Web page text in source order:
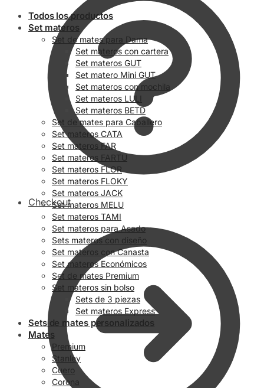
Checkout
Todos los productos
Set materos
Set de mates para Dama
Set materos con cartera
Set materos GUT
Set matero Mini GUT
Set materos con mochila
Set materos LULI
Set materos BETD
Set de mates para Caballero
Set materos CATA
Set materos FAR
Set materos FARTU
Set materos FLOR
Set materos FLOKY
Set materos JACK
Set materos MELU
Set materos TAMI
Set materos para Asado
Sets materos con diseño
Set materos con Canasta
Set materos Económicos
Set de mates Premium
Set materos sin bolso
Sets de 3 piezas
Set materos Express
Sets de mates personalizados
Mates
Premium
Stanley
Cuero
Corona